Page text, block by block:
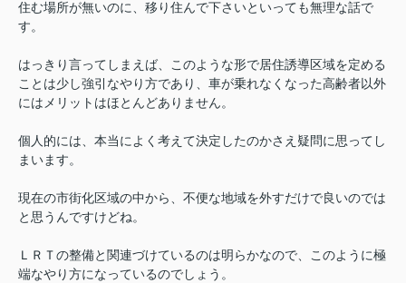
住む場所が無いのに、移り住んで下さいといっても無理な話で
す。
はっきり言ってしまえば、このような形で居住誘導区域を定める
ことは少し強引なやり方であり、車が乗れなくなった高齢者以外
にはメリットはほとんどありません。
個人的には、本当によく考えて決定したのかさえ疑問に思ってし
まいます。
現在の市街化区域の中から、不便な地域を外すだけで良いのでは
と思うんですけどね。
ＬＲＴの整備と関連づけているのは明らかなので、このように極
端なやり方になっているのでしょう。